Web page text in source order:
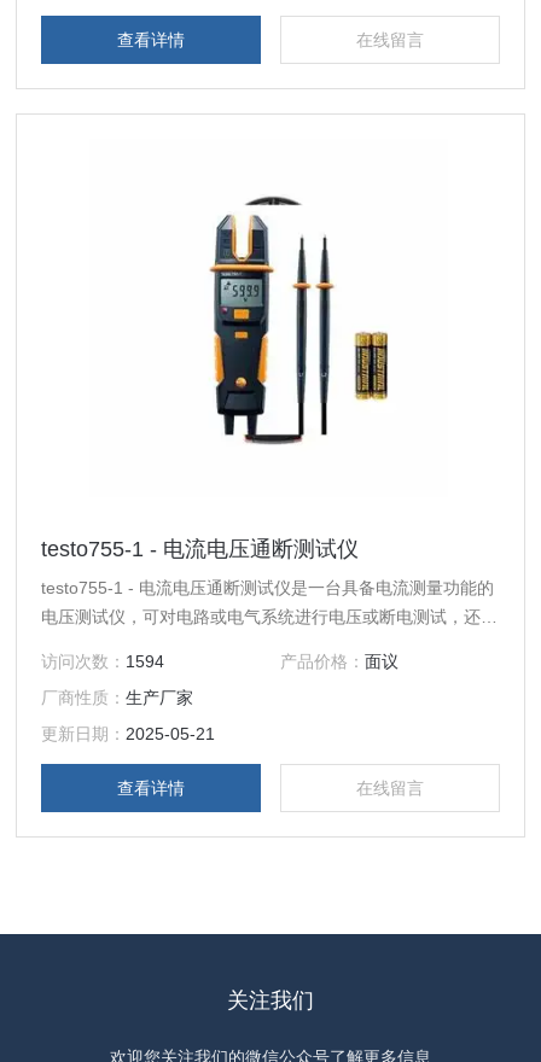
查看详情 在线留言
testo755-1 - 电流电压通断测试仪
testo755-1 - 电流电压通断测试仪是一台具备电流测量功能的
电压测试仪，可对电路或电气系统进行电压或断电测试，还可
测试仪自动检测并选择电气测量参数，您只需要开始测量，勿
需其它操作。
访问次数： 1594 产品价格： 面议
厂商性质：生产厂家
更新日期： 2025-05-21
查看详情 在线留言
关注我们
欢迎您关注我们的微信公众号了解更多信息